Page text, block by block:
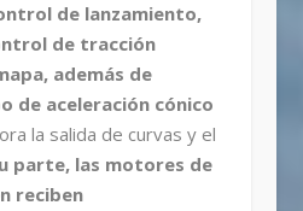
de lanzamiento,
de tracción
además de
de aceleración cónico
la salida de curvas y el
parte, las motores de
reciben